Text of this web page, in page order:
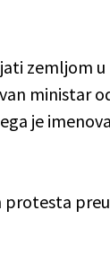
zemljom
ministar
je
protesta